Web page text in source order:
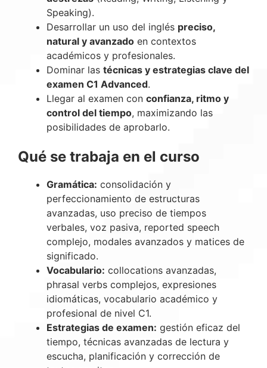
Speaking).
Desarrollar un uso del inglés preciso,
natural y avanzado en contextos
académicos y profesionales.
Dominar las técnicas y estrategias clave del
examen C1 Advanced.
Llegar al examen con confianza, ritmo y
control del tiempo, maximizando las
posibilidades de aprobarlo.
Qué se trabaja en el curso
Gramática: consolidación y
perfeccionamiento de estructuras
avanzadas, uso preciso de tiempos
verbales, voz pasiva, reported speech
complejo, modales avanzados y matices de
significado.
Vocabulario: collocations avanzadas,
phrasal verbs complejos, expresiones
idiomáticas, vocabulario académico y
profesional de nivel C1.
Estrategias de examen: gestión eficaz del
tiempo, técnicas avanzadas de lectura y
escucha, planificación y corrección de